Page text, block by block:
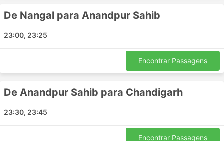
Chandigarh - McLeod Ganj
Chandigarh - Faridabad
Dharamshala - Panipat
Anandpur Sahib - Dharamshala
Dharamshala - Himachal Pradesh
Noida - Gaggal
De Nangal para Anandpur Sahib
23:00, 23:25
Encontrar Passagens
De Anandpur Sahib para Chandigarh
23:30, 23:45
Encontrar Passagens